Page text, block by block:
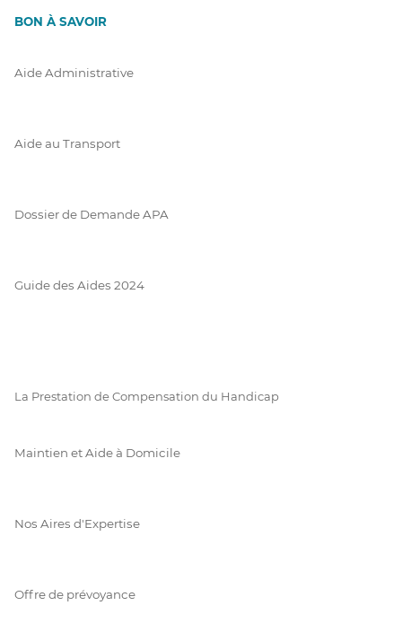
BON À SAVOIR
Aide Administrative
Aide au Transport
Dossier de Demande APA
Guide des Aides 2024
La Prestation de Compensation du Handicap
Maintien et Aide à Domicile
Nos Aires d'Expertise
Offre de prévoyance